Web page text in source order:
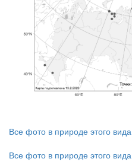
Все фото в природе этого вида
Все фото в природе этого вида